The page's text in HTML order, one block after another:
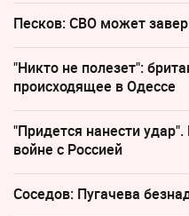
Песков: СВО может
"Никто не полезет":
происходящее в Одессе
"Придется нанести
войне с Россией
Соседов: Пугачева